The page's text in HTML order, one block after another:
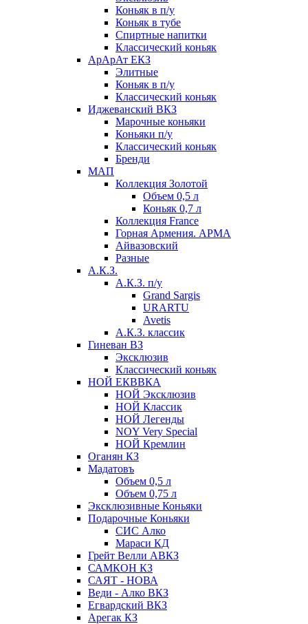
Коньяк в п/у
Коньяк в тубе
Спиртные напитки
Классический коньяк
АрАрАт ЕКЗ
Элитные
Коньяк в п/у
Классический коньяк
Иджеванский ВКЗ
Марочные коньяки
Коньяки п/у
Классический коньяк
Бренди
МАП
Коллекция Золотой
Объем 0,5 л
Коньяк 0,7 л
Коллекция France
Горная Армения. АРМА
Айвазовский
Разные
А.К.З.
А.К.З. п/у
Grand Sargis
URARTU
Avetis
А.К.З. классик
Гиневан ВЗ
Эксклюзив
Классический коньяк
НОЙ ЕКВВКА
НОЙ Эксклюзив
НОЙ Классик
НОЙ Легенды
NOY Very Speсial
НОЙ Кремлин
Оганян КЗ
Мадатовъ
Объем 0,5 л
Объем 0,75 л
Эксклюзивные Коньяки
Подарочные Коньяки
СИС Алко
Мараси КД
Грейт Велли АВКЗ
САМКОН КЗ
САЯТ - НОВА
Веди - Алко ВКЗ
Егвардский ВКЗ
Арегак КЗ